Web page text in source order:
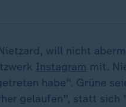
will nicht
Instagram mit.
habe". Grüne
gelaufen", statt sich